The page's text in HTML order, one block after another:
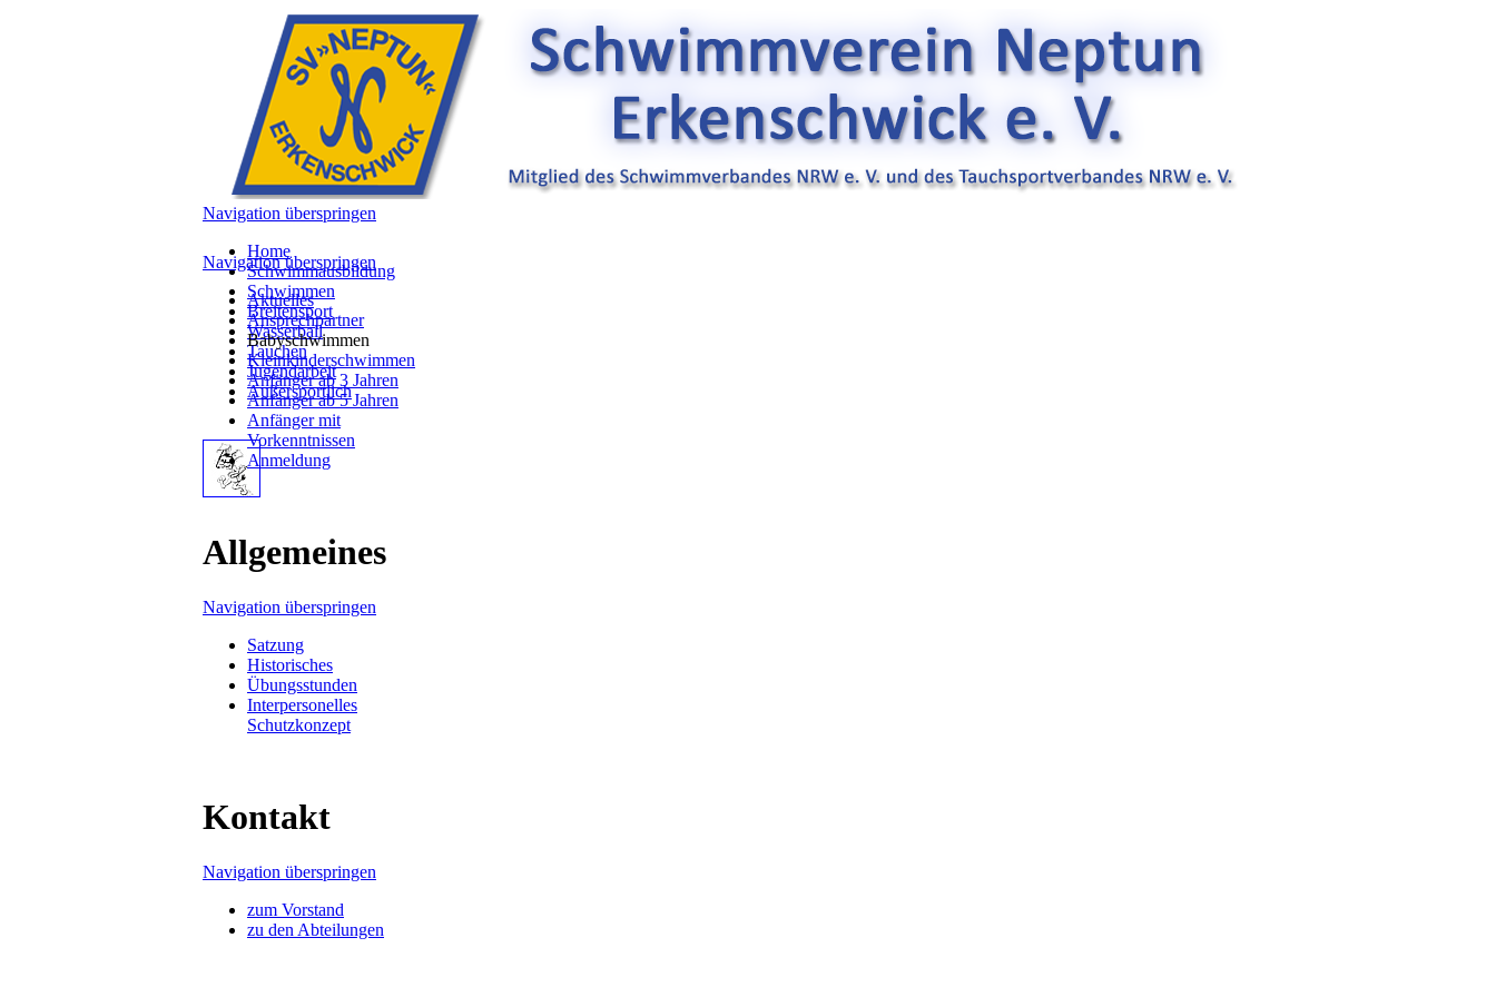
Navigation überspringen
Home
Schwimmausbildung
Schwimmen
Breitensport
Wasserball
Tauchen
Jugendarbeit
Außersportlich
Navigation überspringen
Aktuelles
Ansprechpartner
Babyschwimmen
Kleinkinderschwimmen
Anfänger ab 3 Jahren
Anfänger ab 5 Jahren
Anfänger mit
Vorkenntnissen
Anmeldung
Allgemeines
Navigation überspringen
Satzung
Historisches
Übungsstunden
Interpersonelles
Schutzkonzept
Kontakt
Navigation überspringen
zum Vorstand
zu den Abteilungen